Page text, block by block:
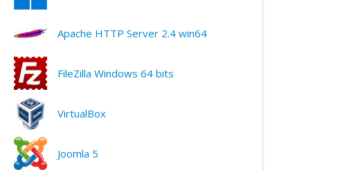
Apache HTTP Server 2.4 win64
FileZilla Windows 64 bits
VirtualBox
Joomla 5